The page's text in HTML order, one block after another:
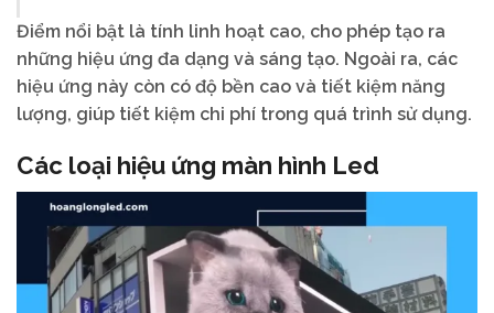
Điểm nổi bật là tính linh hoạt cao, cho phép tạo ra
những hiệu ứng đa dạng và sáng tạo. Ngoài ra, các
hiệu ứng này còn có độ bền cao và tiết kiệm năng
lượng, giúp tiết kiệm chi phí trong quá trình sử dụng.
Các loại hiệu ứng màn hình Led